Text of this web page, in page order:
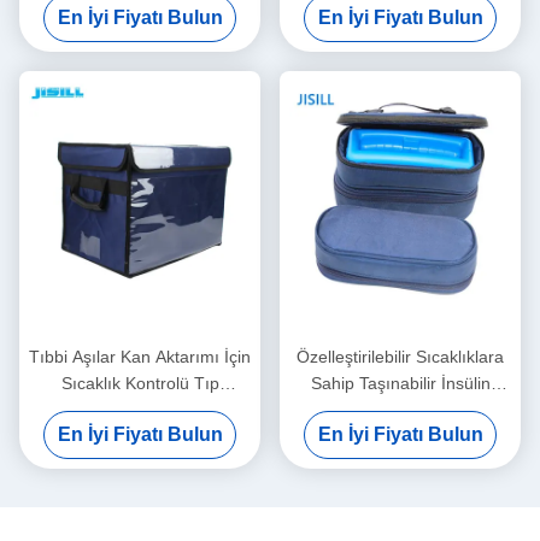
En İyi Fiyatı Bulun En İyi Fiyatı Bulun
Tıbbi Aşılar Kan Aktarımı İçin
Sıcaklık Kontrolü Tıp
Soğutucu Kutusu
En İyi Fiyatı Bulun
Özelleştirilebilir Sıcaklıklara
Sahip Taşınabilir İnsülin
Tıbbi Buz Kutusu
Temizlemesi Kolay
En İyi Fiyatı Bulun